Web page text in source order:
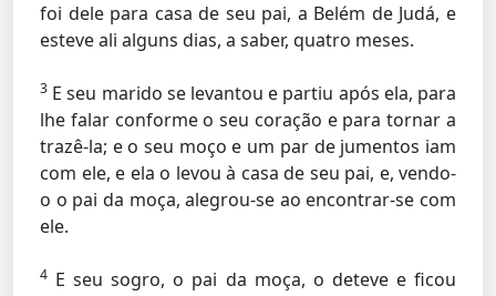
foi dele para casa de seu pai, a Belém de Judá, e
esteve ali alguns dias, a saber, quatro meses.
3 E seu marido se levantou e partiu após ela, para
lhe falar conforme o seu coração e para tornar a
trazê-la; e o seu moço e um par de jumentos iam
com ele, e ela o levou à casa de seu pai, e, vendo-
o o pai da moça, alegrou-se ao encontrar-se com
ele.
4 E seu sogro, o pai da moça, o deteve e ficou